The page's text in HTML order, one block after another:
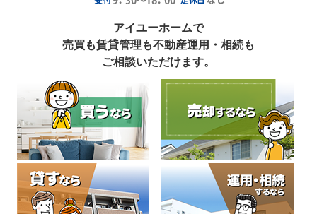
アイユーホームで
売買も賃貸管理も不動産運用・相続も
ご相談いただけます。